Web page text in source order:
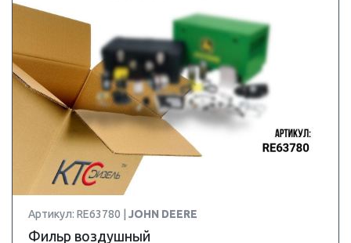
Артикул: RE63780 | JOHN DEERE
Фильр воздушный